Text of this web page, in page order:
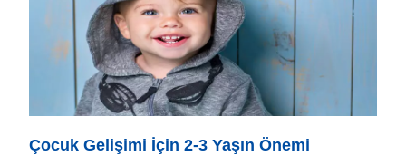
Çocuk Gelişimi İçin 2-3 Yaşın Önemi